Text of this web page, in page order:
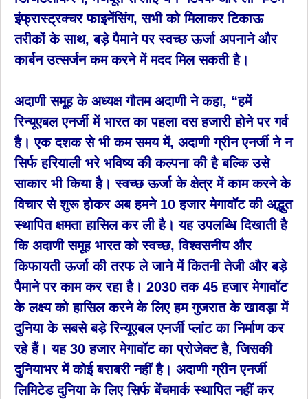
इंफ्रास्ट्रक्चर फाइनेंसिंग, सभी को मिलाकर टिकाऊ
तरीकों के साथ, बड़े पैमाने पर स्वच्छ ऊर्जा अपनाने और
कार्बन उत्सर्जन कम करने में मदद मिल सकती है।
अदाणी समूह के अध्यक्ष गौतम अदाणी ने कहा, “हमें
रिन्यूएबल एनर्जी में भारत का पहला दस हजारी होने पर गर्व
है। एक दशक से भी कम समय में, अदाणी ग्रीन एनर्जी ने न
सिर्फ हरियाली भरे भविष्य की कल्पना की है बल्कि उसे
साकार भी किया है। स्वच्छ ऊर्जा के क्षेत्र में काम करने के
विचार से शुरू होकर अब हमने 10 हजार मेगावॉट की अद्भुत
स्थापित क्षमता हासिल कर ली है। यह उपलब्धि दिखाती है
कि अदाणी समूह भारत को स्वच्छ, विश्वसनीय और
किफायती ऊर्जा की तरफ ले जाने में कितनी तेजी और बड़े
पैमाने पर काम कर रहा है। 2030 तक 45 हजार मेगावॉट
के लक्ष्य को हासिल करने के लिए हम गुजरात के खावड़ा में
दुनिया के सबसे बड़े रिन्यूएबल एनर्जी प्लांट का निर्माण कर
रहे हैं। यह 30 हजार मेगावॉट का प्रोजेक्ट है, जिसकी
दुनियाभर में कोई बराबरी नहीं है। अदाणी ग्रीन एनर्जी
लिमिटेड दुनिया के लिए सिर्फ बेंचमार्क स्थापित नहीं कर